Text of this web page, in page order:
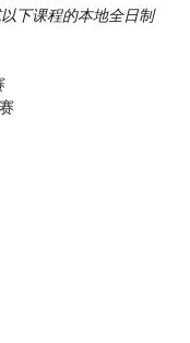
下课程的本地全日制